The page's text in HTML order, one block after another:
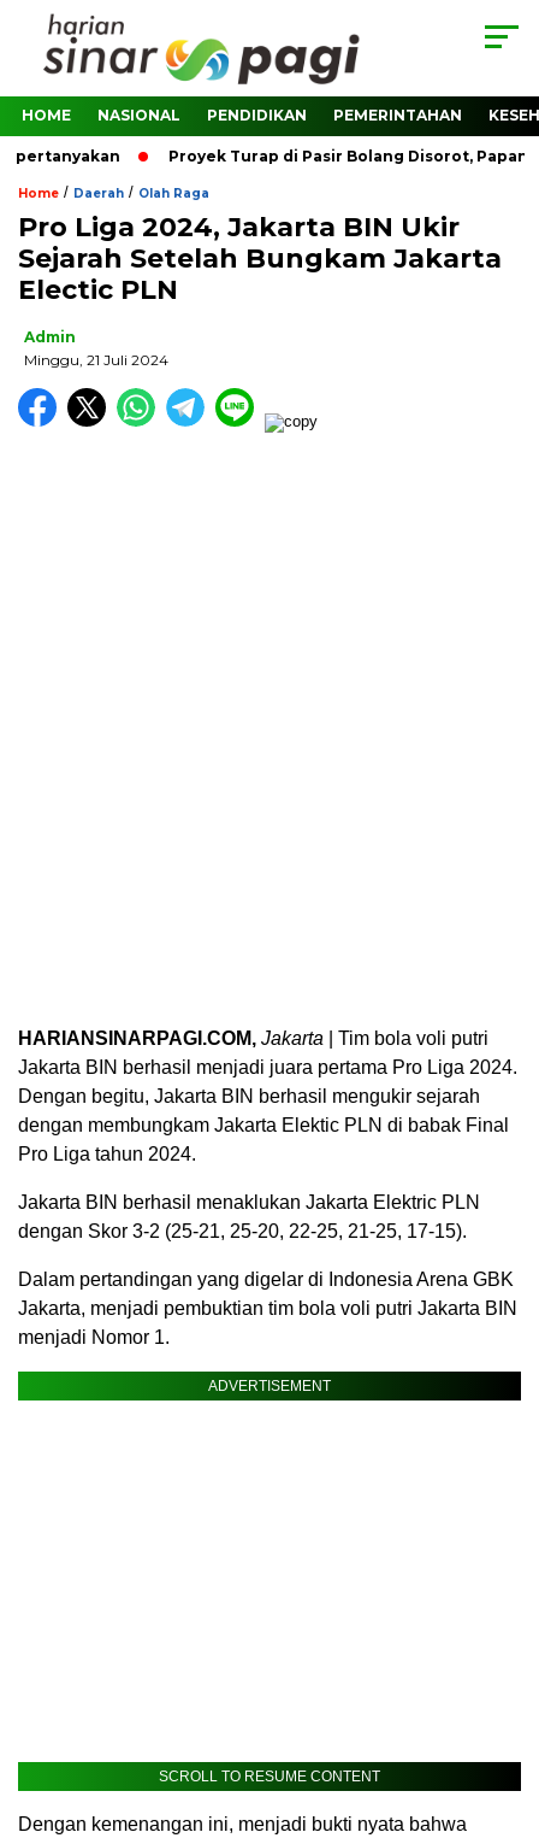
HOME NASIONAL PENDIDIKAN PEMERINTAHAN
Proyek Turap di Pasir Bolang Disorot, Papan
Home / Daerah / Olah Raga
Pro Liga 2024, Jakarta BIN Ukir
Sejarah Setelah Bungkam Jakarta
Electic PLN
Admin
Minggu, 21 Juli 2024
HARIANSINARPAGI.COM, Jakarta | Tim bola voli putri
Jakarta BIN berhasil menjadi juara pertama Pro Liga 2024.
Dengan begitu, Jakarta BIN berhasil mengukir sejarah
dengan membungkam Jakarta Elektic PLN di babak Final
Pro Liga tahun 2024.
Jakarta BIN berhasil menaklukan Jakarta Elektric PLN
dengan Skor 3-2 (25-21, 25-20, 22-25, 21-25, 17-15).
Dalam pertandingan yang digelar di Indonesia Arena GBK
Jakarta, menjadi pembuktian tim bola voli putri Jakarta BIN
menjadi Nomor 1.
ADVERTISEMENT
SCROLL TO RESUME CONTENT
Dengan kemenangan ini, menjadi bukti nyata bahwa